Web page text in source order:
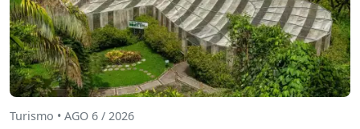
Turismo • AGO 6 / 2026